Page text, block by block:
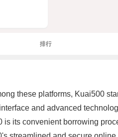
排行
these platforms, Kuai500
and advanced
its convenient borrowing